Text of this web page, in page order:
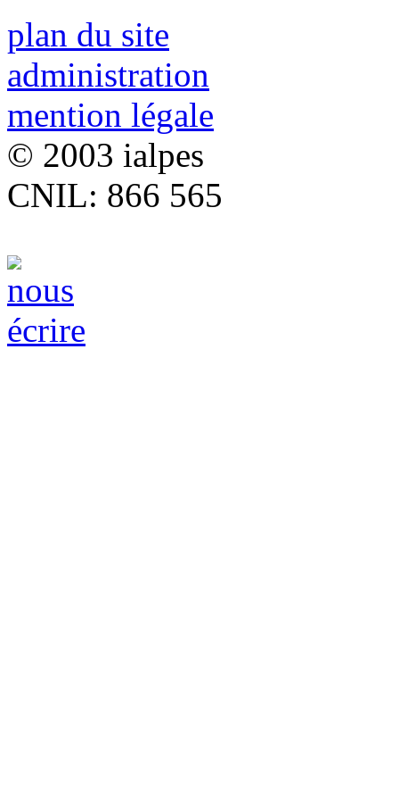
plan du site
administration
mention légale
© 2003 ialpes
CNIL: 866 565